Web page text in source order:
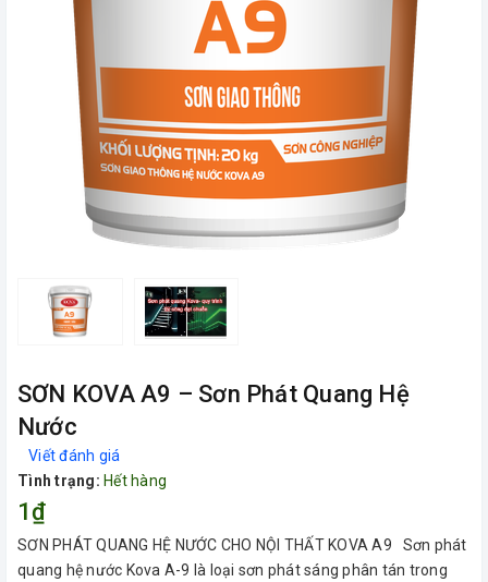
SƠN KOVA A9 – Sơn Phát Quang Hệ
Nước
Viết đánh giá
Tình trạng: Hết hàng
1₫
SƠN PHÁT QUANG HỆ NƯỚC CHO NỘI THẤT KOVA A9 Sơn phát
quang hệ nước Kova A-9 là loại sơn phát sáng phân tán trong